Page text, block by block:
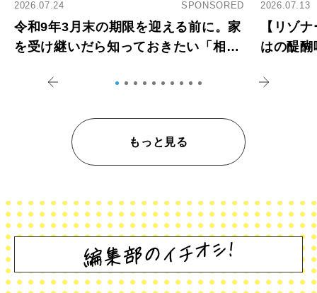
2026.07.24 SPONSORED
令和9年3月末の期限を迎える前に。家
を受け継いだら知っておきたい「相続
2026.07.13
【リゾ
はの醍
もっと見る